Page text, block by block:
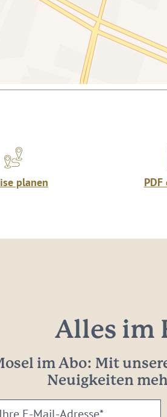
planen PDF
Alles im
im Abo: Mit
Neuigkeiten